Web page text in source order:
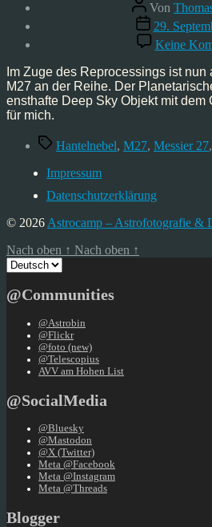
Von
29.
Keine
Im Zuge des Reprocessings ist nun
M27 an der Reihe. Der
ensthafte Deep Sky Objekt mit dem
für mich.
Schlagwörter
Hantelnebel, M27, Messier 27,
Impressum
Datenschutzerklärung
© 2026 Astrocamp – Astrofotografie &
Nach oben ↑ Nach oben ↑
Sprache
auswählen
@Communities
@Astrobin
@Flickr
@foto (new)
@Telescopius
AVV am Hohen List
@SocialMedia
@Bluesky
@Mastodon
@X (Twitter)
Meta @Facebook
Meta @Instagram
Meta @Threads
Blogger